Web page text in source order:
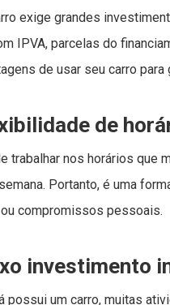
exige grandes
IPVA, parcelas do
de usar seu carro para
de
trabalhar nos horários que
Portanto, é uma
compromissos pessoais.
investimento
possui um carro, muitas